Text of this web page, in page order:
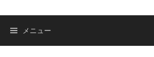
プ
メニュー